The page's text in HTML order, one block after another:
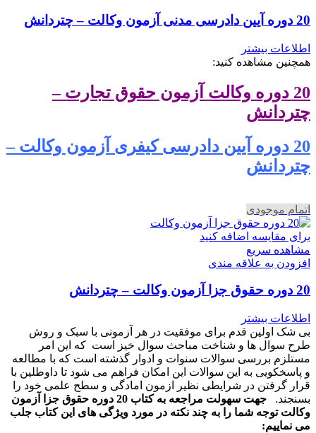
20 دوره آیین دادرسی مدنی آزمون وکالت – چتردانش
اطلاعات بیشتر
همچنین مشاهده کنید:
20 دوره وکالت آزمون حقوق تجارت –
چتردانش
20 دوره آیین دادرسی کیفری آزمون وکالت –
چتردانش
اتمام موجودی
برای مقایسه اضافه کنید
مشاهده سریع
افزودن به علاقه مندی
20 دوره حقوق جزا آزمون وکالت – چتردانش
اطلاعات بیشتر
بی شک اولین قدم برای موفقیت در هر آزمونی با سبک و روش
طرح سوال ها و شناخت مباحث سوال خیز است که این امر
مستلزم بررسی سوالات سنوات و ادوار گذشته است که با مطالعه
و پاسخکویی به این سوالات این امکان فراهم می شود تا داوطلین با
قرار گرفتن در شرایطی نظیر ازمون امادگی و سطح علمی خود را
بسنجند.
جهت سهولت مراجعه به کتاب 20 دوره حقوق جزا آزمون
وکالت توجه شما را به چند نکته در مورد ویژگی های این کتاب جلب
می نماییم: